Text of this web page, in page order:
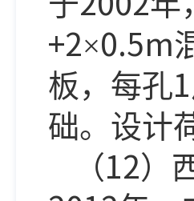
+2×0.5m
板，每孔1
础。设计
（12）